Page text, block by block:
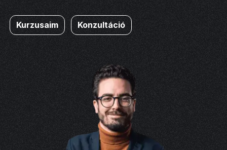
Kurzusaim Konzultáció